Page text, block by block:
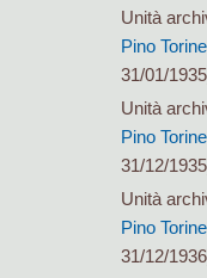
Unità
Pino
31/01/
Unità
Pino
31/12/
Unità
Pino
31/12/